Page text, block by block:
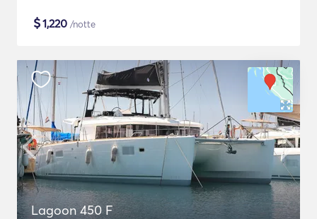
$1,220 /notte
Lagoon 450 F